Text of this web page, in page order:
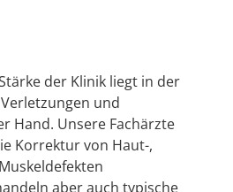
der Klinik liegt in der
und
Hand. Unsere Fachärzte
Korrektur von Haut-,
aber auch typische